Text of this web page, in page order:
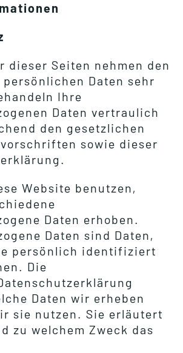
dieser Seiten nehmen den
Daten sehr
Ihre
Daten vertraulich
den gesetzlichen
sowie dieser
Website benutzen,
Daten erhoben.
Daten sind Daten,
persönlich identifiziert
Die
Daten wir erheben
sie nutzen. Sie erläutert
zu welchem Zweck das